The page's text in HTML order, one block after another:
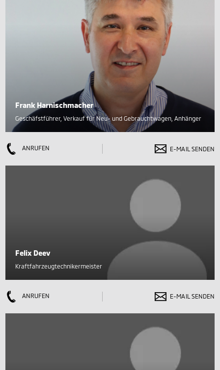
Frank Harnischmacher
Geschäfstführer, Verkauf für Neu- und Gebrauchtwagen, Anhänger
ANRUFEN E-MAIL SENDEN
Felix Deev
Kraftfahrzeugtechnikermeister
ANRUFEN E-MAIL SENDEN